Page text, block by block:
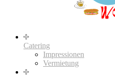
Catering
Impressionen
Vermietung